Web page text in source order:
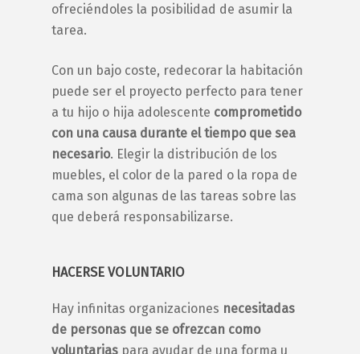
ofreciéndoles la posibilidad de asumir la
tarea.
Con un bajo coste, redecorar la habitación
puede ser el proyecto perfecto para tener
a tu hijo o hija adolescente comprometido
con una causa durante el tiempo que sea
necesario. Elegir la distribución de los
muebles, el color de la pared o la ropa de
cama son algunas de las tareas sobre las
que deberá responsabilizarse.
HACERSE VOLUNTARIO
Hay infinitas organizaciones necesitadas
de personas que se ofrezcan como
voluntarias para ayudar de una forma u